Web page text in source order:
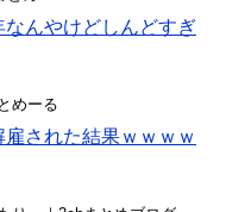
んやけどしんどすぎ
めーる
された結果ｗｗｗｗ